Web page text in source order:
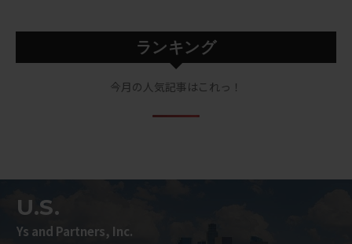
ランキング
今月の人気記事はこれっ！
U.S.
Ys and Partners, Inc.